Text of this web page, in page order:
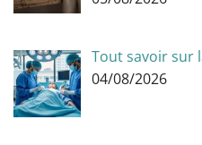
Tout savoir sur
04/08/2026